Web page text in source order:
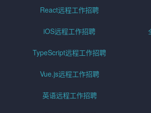
React远程工作招聘
iOS远程工作招聘
TypeScript远程工作招聘
Vue.js远程工作招聘
英语远程工作招聘